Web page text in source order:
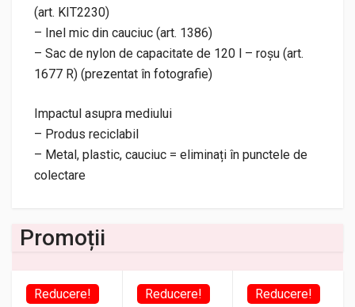
(art. KIT2230)
– Inel mic din cauciuc (art. 1386)
– Sac de nylon de capacitate de 120 l – roșu (art.
1677 R) (prezentat în fotografie)
Impactul asupra mediului
– Produs reciclabil
– Metal, plastic, cauciuc = eliminați în punctele de
colectare
Promoții
Reducere! Reducere! Reducere!